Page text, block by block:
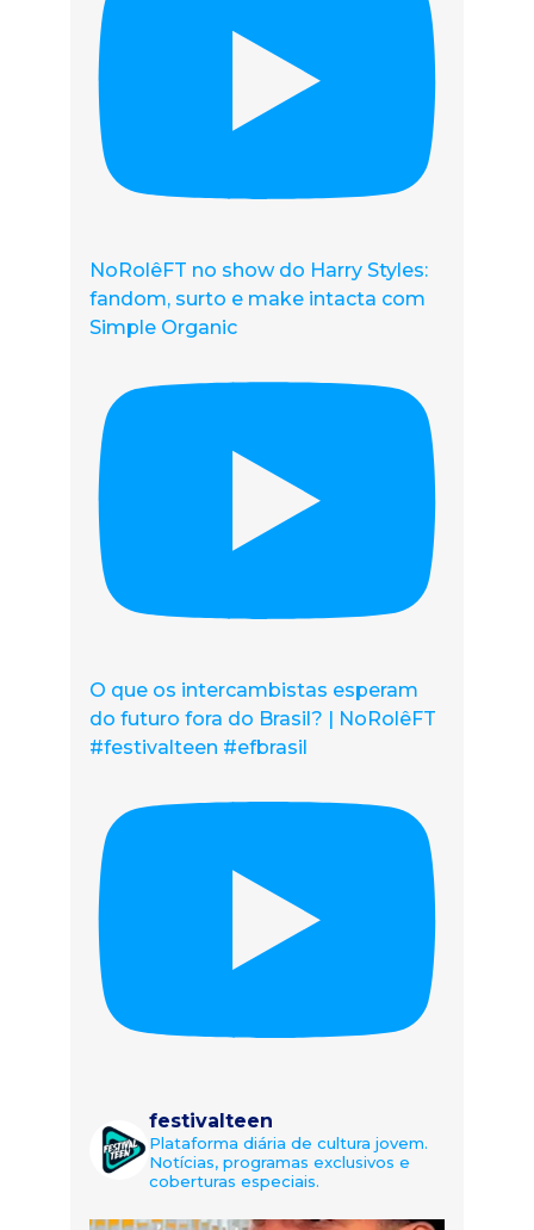
NoRolêFT no show do Harry Styles:
fandom, surto e make intacta com
Simple Organic
O que os intercambistas esperam
do futuro fora do Brasil? | NoRolêFT
#festivalteen #efbrasil
festivalteen
Plataforma diária de cultura jovem.
Notícias, programas exclusivos e
coberturas especiais.